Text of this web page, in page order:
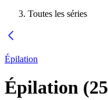
Toutes les séries
Épilation
Épilation (25